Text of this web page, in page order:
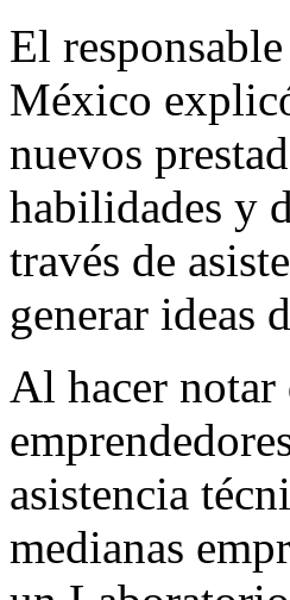
El
México
nuevos
habilidades y
través de
generar ideas
Al hacer notar
asistencia
medianas